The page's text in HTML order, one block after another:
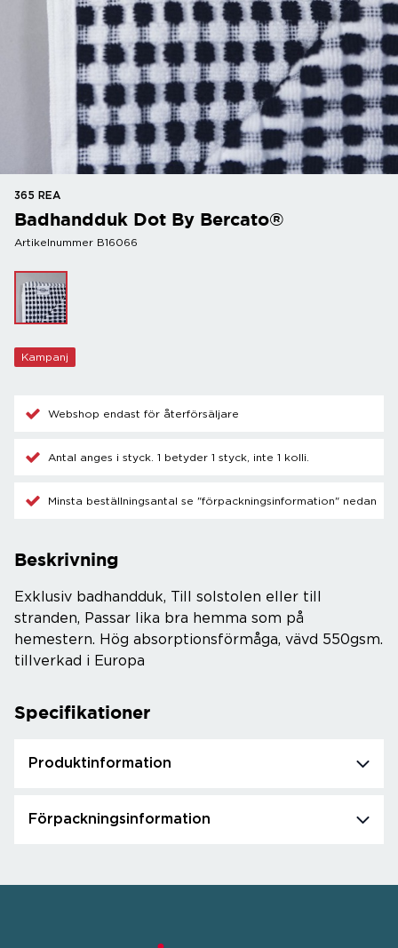
365 REA
Badhandduk Dot By Bercato®
Artikelnummer B16066
Kampanj
Webshop endast för återförsäljare
Antal anges i styck. 1 betyder 1 styck, inte 1 kolli.
Minsta beställningsantal se "förpackningsinformation" nedan
Beskrivning
Exklusiv badhandduk, Till solstolen eller till
stranden, Passar lika bra hemma som på
hemestern. Hög absorptionsförmåga, vävd 550gsm.
tillverkad i Europa
Specifikationer
Produktinformation
Förpackningsinformation